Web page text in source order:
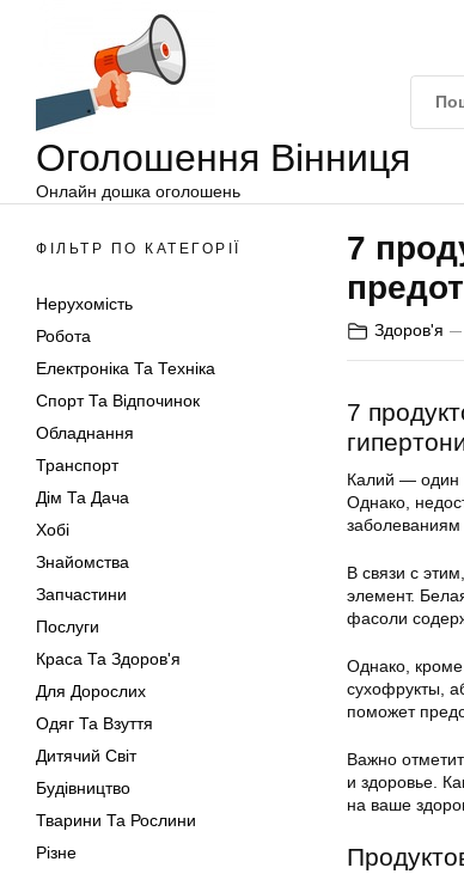
Оголошення Вінниця
Онлайн дошка оголошень
ФІЛЬТР ПО КАТЕГОРІЇ
Нерухомість
Робота
Електроніка Та Техніка
Спорт Та Відпочинок
Обладнання
Транспорт
Дім Та Дача
Хобі
Знайомства
Запчастини
Послуги
Краса Та Здоров'я
Для Дорослих
Одяг Та Взуття
Дитячий Світ
Будівництво
Тварини Та Рослини
Різне
7
Здоров'я
7
Калий — один
Однако,
заболеваниям
В связи с
элемент.
фасоли
Однако, кроме
сухофрукты,
поможет
Важно
и здоровье.
на ваше